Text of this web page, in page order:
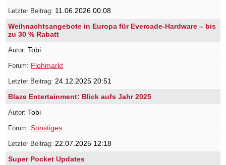
11.06.2026 00:08
Weihnachtsangebote in Europa für Evercade-Hardware – bis
zu 30 % Rabatt
Tobi
Flohmarkt
24.12.2025 20:51
Blaze Entertainment: Blick aufs Jahr 2025
Tobi
Sonstiges
22.07.2025 12:18
Super Pocket Updates